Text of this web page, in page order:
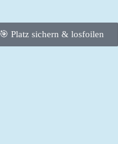
🎯 Platz sichern & losfoilen